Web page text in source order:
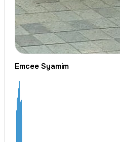
Emcee Syamim